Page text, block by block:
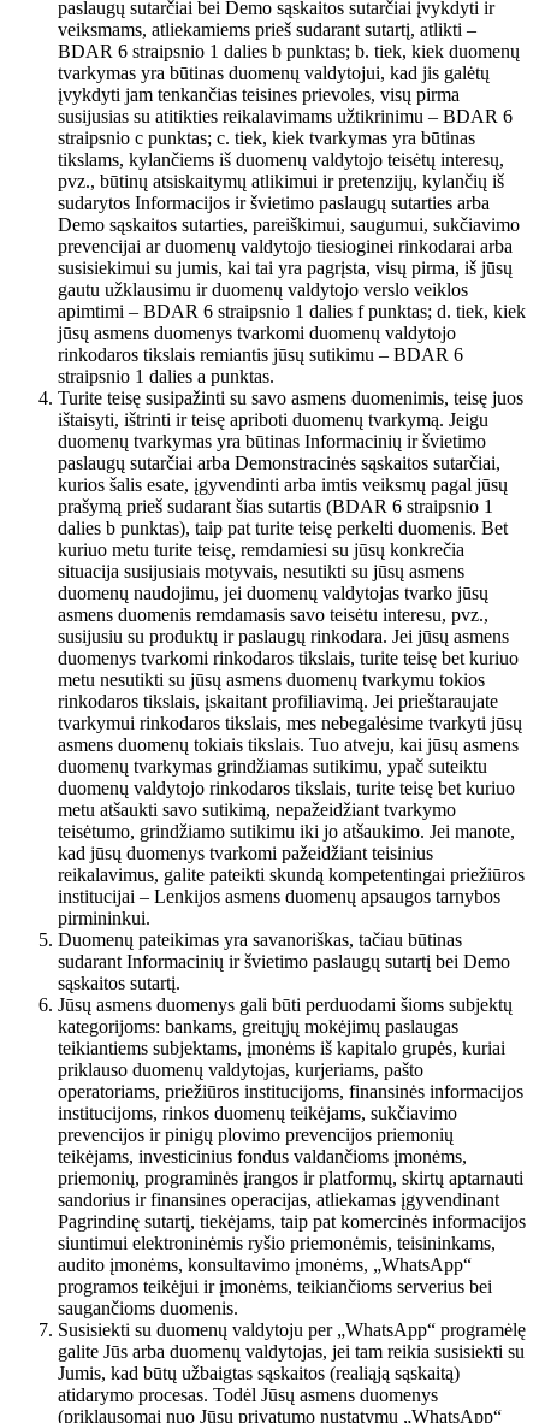
paslaugų sutarčiai bei Demo sąskaitos sutarčiai įvykdyti ir
veiksmams, atliekamiems prieš sudarant sutartį, atlikti –
BDAR 6 straipsnio 1 dalies b punktas; b. tiek, kiek duomenų
tvarkymas yra būtinas duomenų valdytojui, kad jis galėtų
įvykdyti jam tenkančias teisines prievoles, visų pirma
susijusias su atitikties reikalavimams užtikrinimu – BDAR 6
straipsnio c punktas; c. tiek, kiek tvarkymas yra būtinas
tikslams, kylančiems iš duomenų valdytojo teisėtų interesų,
pvz., būtinų atsiskaitymų atlikimui ir pretenzijų, kylančių iš
sudarytos Informacijos ir švietimo paslaugų sutarties arba
Demo sąskaitos sutarties, pareiškimui, saugumui, sukčiavimo
prevencijai ar duomenų valdytojo tiesioginei rinkodarai arba
susisiekimui su jumis, kai tai yra pagrįsta, visų pirma, iš jūsų
gautu užklausimu ir duomenų valdytojo verslo veiklos
apimtimi – BDAR 6 straipsnio 1 dalies f punktas; d. tiek, kiek
jūsų asmens duomenys tvarkomi duomenų valdytojo
rinkodaros tikslais remiantis jūsų sutikimu – BDAR 6
straipsnio 1 dalies a punktas.
Turite teisę susipažinti su savo asmens duomenimis, teisę juos
ištaisyti, ištrinti ir teisę apriboti duomenų tvarkymą. Jeigu
duomenų tvarkymas yra būtinas Informacinių ir švietimo
paslaugų sutarčiai arba Demonstracinės sąskaitos sutarčiai,
kurios šalis esate, įgyvendinti arba imtis veiksmų pagal jūsų
prašymą prieš sudarant šias sutartis (BDAR 6 straipsnio 1
dalies b punktas), taip pat turite teisę perkelti duomenis. Bet
kuriuo metu turite teisę, remdamiesi su jūsų konkrečia
situacija susijusiais motyvais, nesutikti su jūsų asmens
duomenų naudojimu, jei duomenų valdytojas tvarko jūsų
asmens duomenis remdamasis savo teisėtu interesu, pvz.,
susijusiu su produktų ir paslaugų rinkodara. Jei jūsų asmens
duomenys tvarkomi rinkodaros tikslais, turite teisę bet kuriuo
metu nesutikti su jūsų asmens duomenų tvarkymu tokios
rinkodaros tikslais, įskaitant profiliavimą. Jei prieštaraujate
tvarkymui rinkodaros tikslais, mes nebegalėsime tvarkyti jūsų
asmens duomenų tokiais tikslais. Tuo atveju, kai jūsų asmens
duomenų tvarkymas grindžiamas sutikimu, ypač suteiktu
duomenų valdytojo rinkodaros tikslais, turite teisę bet kuriuo
metu atšaukti savo sutikimą, nepažeidžiant tvarkymo
teisėtumo, grindžiamo sutikimu iki jo atšaukimo. Jei manote,
kad jūsų duomenys tvarkomi pažeidžiant teisinius
reikalavimus, galite pateikti skundą kompetentingai priežiūros
institucijai – Lenkijos asmens duomenų apsaugos tarnybos
pirmininkui.
Duomenų pateikimas yra savanoriškas, tačiau būtinas
sudarant Informacinių ir švietimo paslaugų sutartį bei Demo
sąskaitos sutartį.
Jūsų asmens duomenys gali būti perduodami šioms subjektų
kategorijoms: bankams, greitųjų mokėjimų paslaugas
teikiantiems subjektams, įmonėms iš kapitalo grupės, kuriai
priklauso duomenų valdytojas, kurjeriams, pašto
operatoriams, priežiūros institucijoms, finansinės informacijos
institucijoms, rinkos duomenų teikėjams, sukčiavimo
prevencijos ir pinigų plovimo prevencijos priemonių
teikėjams, investicinius fondus valdančioms įmonėms,
priemonių, programinės įrangos ir platformų, skirtų aptarnauti
sandorius ir finansines operacijas, atliekamas įgyvendinant
Pagrindinę sutartį, tiekėjams, taip pat komercinės informacijos
siuntimui elektroninėmis ryšio priemonėmis, teisininkams,
audito įmonėms, konsultavimo įmonėms, „WhatsApp“
programos teikėjui ir įmonėms, teikiančioms serverius bei
saugančioms duomenis.
Susisiekti su duomenų valdytoju per „WhatsApp“ programėlę
galite Jūs arba duomenų valdytojas, jei tam reikia susisiekti su
Jumis, kad būtų užbaigtas sąskaitos (realiąją sąskaitą)
atidarymo procesas. Todėl Jūsų asmens duomenys
(priklausomai nuo Jūsų privatumo nustatymų „WhatsApp“